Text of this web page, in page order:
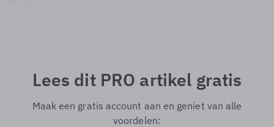
Lees dit PRO artikel gratis
Maak een gratis account aan en geniet van alle
voordelen: